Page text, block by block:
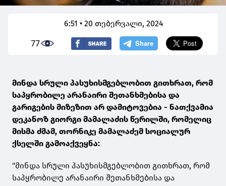
6:51 • 20 თებერვალი, 2024
77
მინდა სრული პასუხისმგებლობით გითხრათ, რომ
საპყრობილე არანაირი შეთანხმებისა და
გარიგების მიზეზით არ დამიტოვებია - ნათქვამია
დეკანოზ გიორგი მამალაძის წერილში, რომელიც
მისმა ძმამ, თორნიკე მამალაძემ სოციალურ
ქსელში გამოაქვეყნა:
"მინდა სრული პასუხისმგებლობით გითხრათ, რომ
საპყრობილე არანაირი შეთანხმებისა და